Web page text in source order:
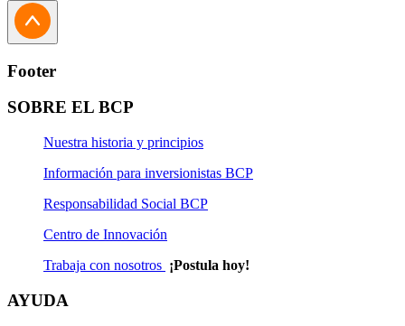
Footer
SOBRE EL BCP
Nuestra historia y principios
Información para inversionistas BCP
Responsabilidad Social BCP
Centro de Innovación
Trabaja con nosotros ¡Postula hoy!
AYUDA